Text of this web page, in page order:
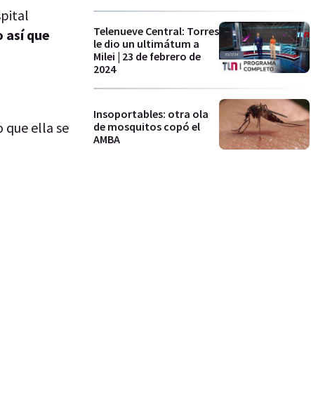
así que
que ella se
Telenueve Central: Torres
le dio un ultimátum a
Milei | 23 de febrero de
2024
Insoportables: otra ola
de mosquitos copó el
AMBA